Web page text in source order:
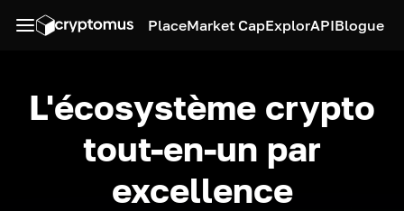
PlaceMarket CapExplorAPIBlogue
L'écosystème crypto
tout-en-un par
excellence